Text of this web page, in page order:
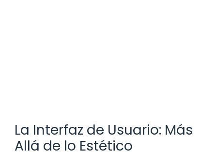
La Interfaz de Usuario: Más
Allá de lo Estético